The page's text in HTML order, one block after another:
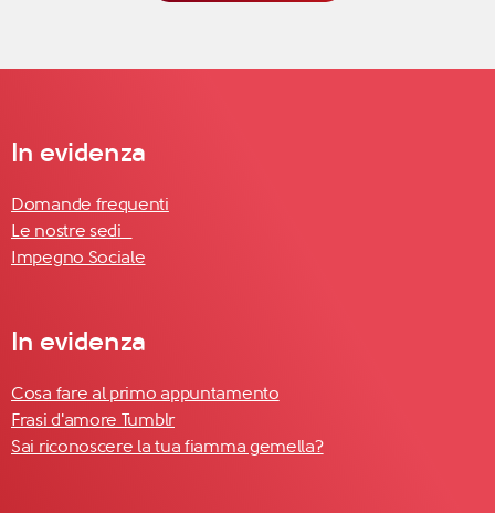
In evidenza
Domande frequenti
Le nostre sedi
Impegno Sociale
In evidenza
Cosa fare al primo appuntamento
Frasi d'amore Tumblr
Sai riconoscere la tua fiamma gemella?